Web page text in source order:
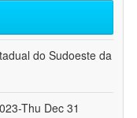
do Sudoeste da
Thu Dec 31